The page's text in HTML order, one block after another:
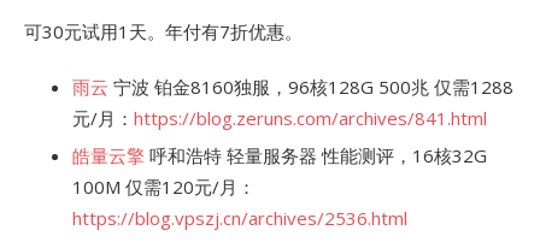
可30元试用1天。年付有7折优惠。
雨云 宁波 铂金8160独服，96核128G 500兆 仅需1288
元/月： https://blog.zeruns.com/archives/841.html
皓量云擎 呼和浩特 轻量服务器 性能测评，16核32G
100M 仅需120元/月：
https://blog.vpszj.cn/archives/2536.html